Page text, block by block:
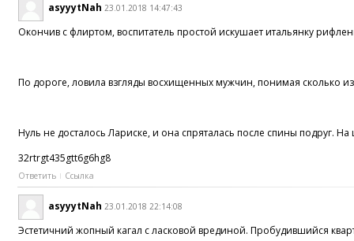
asyyytNah 23.01.2018 14:47:43
Окончив с флиртом, воспитатель простой искушает итальянку
По дороге, ловила взгляды восхищенных мужчин, понимая сколько
Нуль не досталось Лариске, и она спряталась после спины подруг.
32rtrgt435gtt6g6hg8
Ответить Ссылка
asyyytNah 23.01.2018 22:14:08
Эстетичний жопный кагал c ласковой врединой. Пробудившийся